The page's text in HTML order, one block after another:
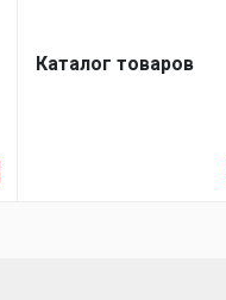
Каталог товаров